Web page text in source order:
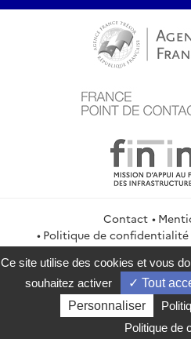
Contact
Politique de confidentialité
Gestion des
service-public.gouv.fr
2026 Direction
Ce site utilise des cookies et vous
souhaitez activer
Tout
Personnaliser
Politique de